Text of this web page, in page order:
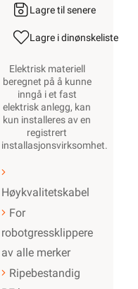
Lagre til senere
Lagre i dinønskeliste
Elektrisk materiell
beregnet på å kunne
inngå i et fast
elektrisk anlegg, kan
kun installeres av en
registrert
installasjonsvirksomhet.
Høykvalitetskabel
For
robotgressklippere
av alle merker
Ripebestandig